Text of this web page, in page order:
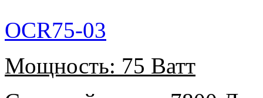
OCR75-03
Мощность: 75 Ватт